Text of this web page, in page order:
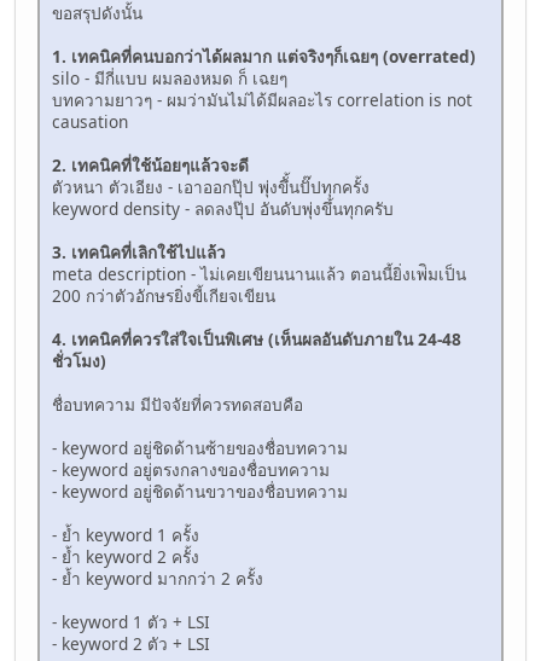
ขอสรุปดังนั้น
1. เทคนิคที่คนบอกว่าได้ผลมาก แต่จริงๆก็เฉยๆ (overrated)
silo - มีกี่แบบ ผมลองหมด ก็ เฉยๆ
บทความยาวๆ - ผมว่ามันไม่ได้มีผลอะไร correlation is not
causation
2. เทคนิคที่ใช้น้อยๆแล้วจะดี
ตัวหนา ตัวเอียง - เอาออกปุ๊ป พุ่งขึั้นปั๊ปทุกครั้ง
keyword density - ลดลงปุ๊ป อันดับพุ่งขึ้นทุกครับ
3. เทคนิคที่เลิกใช้ไปแล้ว
meta description - ไม่เคยเขียนนานแล้ว ตอนนี้ยิ่งเพ่ิมเป็น
200 กว่าตัวอักษรยิ่งขี้เกียจเขียน
4. เทคนิคที่ควรใส่ใจเป็นพิเศษ (เห็นผลอันดับภายใน 24-48
ชั่วโมง)
ชื่อบทความ มีปัจจัยที่ควรทดสอบคือ
- keyword อยู่ชิดด้านซ้ายของชื่อบทความ
- keyword อยู่ตรงกลางของชื่อบทความ
- keyword อยู่ชิดด้านขวาของชื่อบทความ
- ย้ำ keyword 1 ครั้ง
- ย้ำ keyword 2 ครั้ง
- ย้ำ keyword มากกว่า 2 ครั้ง
- keyword 1 ตัว + LSI
- keyword 2 ตัว + LSI